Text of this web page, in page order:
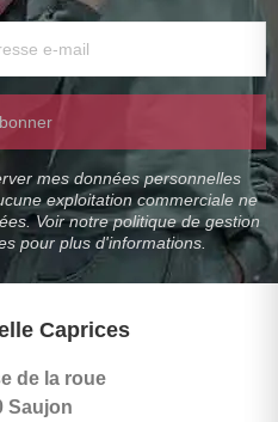
mes données personnelles
exploitation commerciale ne
Voir notre politique de gestion
pour plus d'informations.
Caprices
de la roue
Saujon